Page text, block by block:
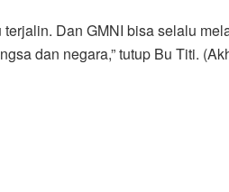
Dan GMNI bisa selalu
dan negara,” tutup Bu Titi.